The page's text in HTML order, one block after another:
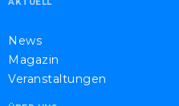
News
Magazin
Veranstaltungen